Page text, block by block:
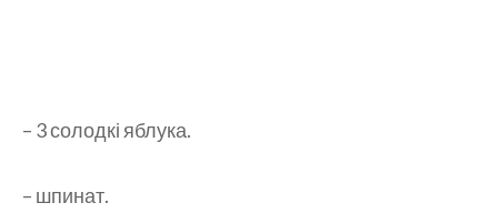
– 3 солодкі яблука.
– шпинат.